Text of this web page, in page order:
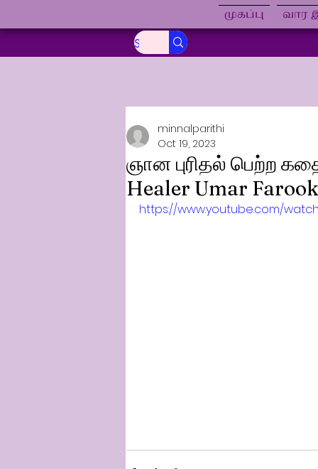
முகப்பு வார
ஞான புரிதல் பெற்ற
Healer Umar Farook
minnalparithi
Oct 19, 2023
https://www.youtube.com/